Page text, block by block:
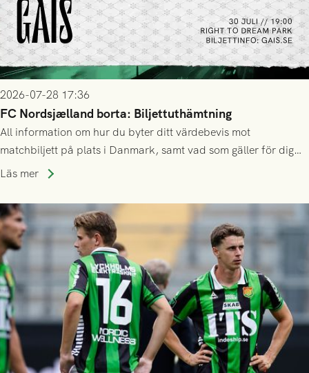
2026-07-28 17:36
FC Nordsjælland borta: Biljettuthämtning
All information om hur du byter ditt värdebevis mot
matchbiljett på plats i Danmark, samt vad som gäller för dig
som står på reservlista eller fått förhinder.
Läs mer